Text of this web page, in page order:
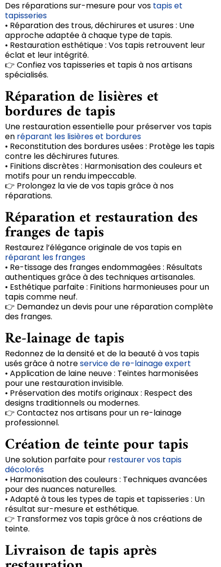
Des réparations sur-mesure pour vos tapis et
tapisseries
• Réparation des trous, déchirures et usures : Une
approche adaptée à chaque type de tapis.
• Restauration esthétique : Vos tapis retrouvent leur
éclat et leur intégrité.
👉 Confiez vos tapisseries et tapis à nos artisans
spécialisés.
Réparation de lisières et
bordures de tapis
Une restauration essentielle pour préserver vos tapis
en réparant les lisières et bordures
• Reconstitution des bordures usées : Protège les tapis
contre les déchirures futures.
• Finitions discrètes : Harmonisation des couleurs et
motifs pour un rendu impeccable.
👉 Prolongez la vie de vos tapis grâce à nos
réparations.
Réparation et restauration des
franges de tapis
Restaurez l’élégance originale de vos tapis en
réparant les franges
• Re-tissage des franges endommagées : Résultats
authentiques grâce à des techniques artisanales.
• Esthétique parfaite : Finitions harmonieuses pour un
tapis comme neuf.
👉 Demandez un devis pour une réparation complète
des franges.
Re-lainage de tapis
Redonnez de la densité et de la beauté à vos tapis
usés grâce à notreservice de re-lainage expert
• Application de laine neuve : Teintes harmonisées
pour une restauration invisible.
• Préservation des motifs originaux : Respect des
designs traditionnels ou modernes.
👉 Contactez nos artisans pour un re-lainage
professionnel.
Création de teinte pour tapis
Une solution parfaite pour restaurer vos tapis
décolorés
• Harmonisation des couleurs : Techniques avancées
pour des nuances naturelles.
• Adapté à tous les types de tapis et tapisseries : Un
résultat sur-mesure et esthétique.
👉 Transformez vos tapis grâce à nos créations de
teinte.
Livraison de tapis après